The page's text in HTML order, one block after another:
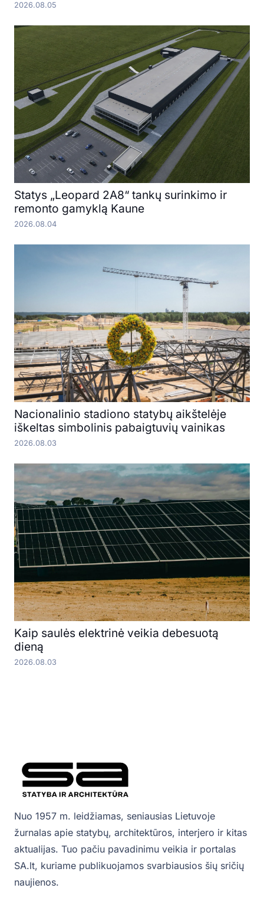
2026.08.05
Statys „Leopard 2A8“ tankų surinkimo ir
remonto gamyklą Kaune
2026.08.04
Nacionalinio stadiono statybų aikštelėje
iškeltas simbolinis pabaigtuvių vainikas
2026.08.03
Kaip saulės elektrinė veikia debesuotą
dieną
2026.08.03
Nuo 1957 m. leidžiamas, seniausias Lietuvoje
žurnalas apie statybų, architektūros, interjero ir kitas
aktualijas. Tuo pačiu pavadinimu veikia ir portalas
SA.lt, kuriame publikuojamos svarbiausios šių sričių
naujienos.